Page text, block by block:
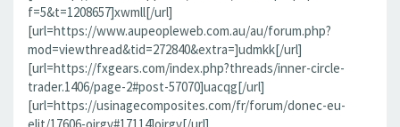
f=5&t=1208657]xwmll[/url]
[url=https://www.aupeopleweb.com.au/au/forum.php?
mod=viewthread&tid=272840&extra=]udmkk[/url]
[url=https://fxgears.com/index.php?threads/inner-circle-
trader.1406/page-2#post-57070]uacqg[/url]
[url=https://usinagecomposites.com/fr/forum/donec-eu-